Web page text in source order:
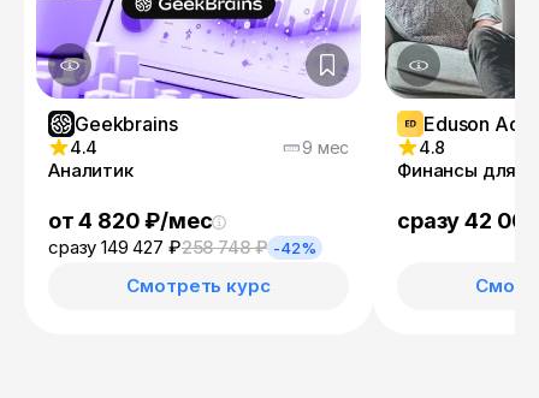
Geekbrains
4.4 9 мес
Аналитик
от 4 820 ₽/мес
сразу 149 427 ₽258 748 ₽ -42%
Смотреть курс
Eduson
4.8
Финансы для
сразу 42